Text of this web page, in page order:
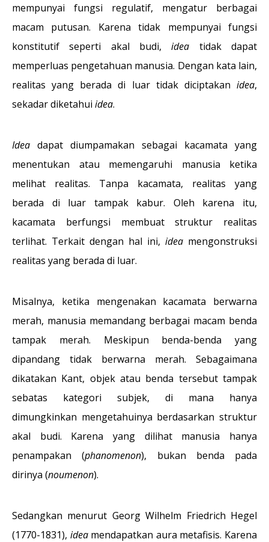
mempunyai fungsi regulatif, mengatur berbagai
macam putusan. Karena tidak mempunyai fungsi
konstitutif seperti akal budi,idea tidak dapat
memperluas pengetahuan manusia. Dengan kata lain,
realitas yang berada di luar tidak diciptakan idea,
sekadar diketahui idea.
Idea dapat diumpamakan sebagai kacamata yang
menentukan atau memengaruhi manusia ketika
melihat realitas. Tanpa kacamata, realitas yang
berada di luar tampak kabur. Oleh karena itu,
kacamata berfungsi membuat struktur realitas
terlihat. Terkait dengan hal ini, idea mengonstruksi
realitas yang berada di luar.
Misalnya, ketika mengenakan kacamata berwarna
merah, manusia memandang berbagai macam benda
tampak merah. Meskipun benda-benda yang
dipandang tidak berwarna merah. Sebagaimana
dikatakan Kant, objek atau benda tersebut tampak
sebatas kategori subjek, di mana hanya
dimungkinkan mengetahuinya berdasarkan struktur
akal budi. Karena yang dilihat manusia hanya
penampakan (phanomenon), bukan benda pada
dirinya (noumenon).
Sedangkan menurut Georg Wilhelm Friedrich Hegel
(1770-1831), ideamendapatkan aura metafisis. Karena